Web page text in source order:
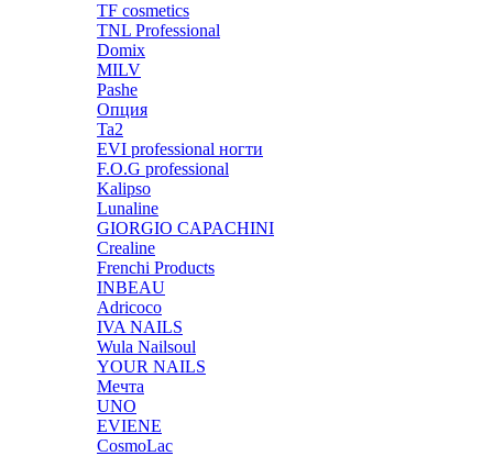
TF cosmetics
TNL Professional
Domix
MILV
Pashe
Опция
Ta2
EVI professional ногти
F.O.G professional
Kalipso
Lunaline
GIORGIO CAPACHINI
Crealine
Frenchi Products
INBEAU
Adricoco
IVA NAILS
Wula Nailsoul
YOUR NAILS
Мечта
UNO
EVIENE
CosmoLac